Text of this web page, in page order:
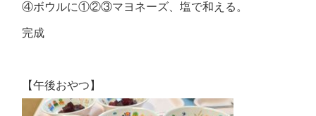
④ボウルに①②③マヨネーズ、塩で和える。
完成
【午後おやつ】